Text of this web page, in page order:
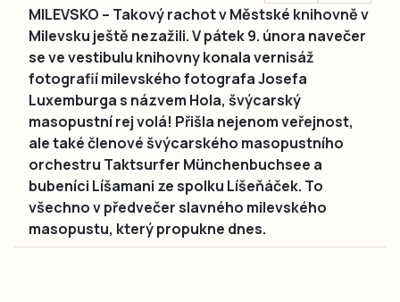
MILEVSKO – Takový rachot v Městské knihovně v
Milevsku ještě nezažili. V pátek 9. února navečer
se ve vestibulu knihovny konala vernisáž
fotografií milevského fotografa Josefa
Luxemburga s názvem Hola, švýcarský
masopustní rej volá! Přišla nejenom veřejnost,
ale také členové švýcarského masopustního
orchestru Taktsurfer Münchenbuchsee a
bubeníci Líšamani ze spolku Líšeňáček. To
všechno v předvečer slavného milevského
masopustu, který propukne dnes.